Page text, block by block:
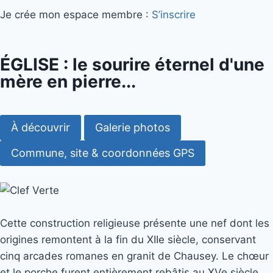
Je crée mon espace membre : S’inscrire
ÉGLISE : le sourire éternel d'une
mère en pierre...
À découvrir Galerie photos
Commune, site & coordonnées GPS
Cette construction religieuse présente une nef dont les
origines remontent à la fin du XIIe siècle, conservant
cinq arcades romanes en granit de Chausey. Le chœur